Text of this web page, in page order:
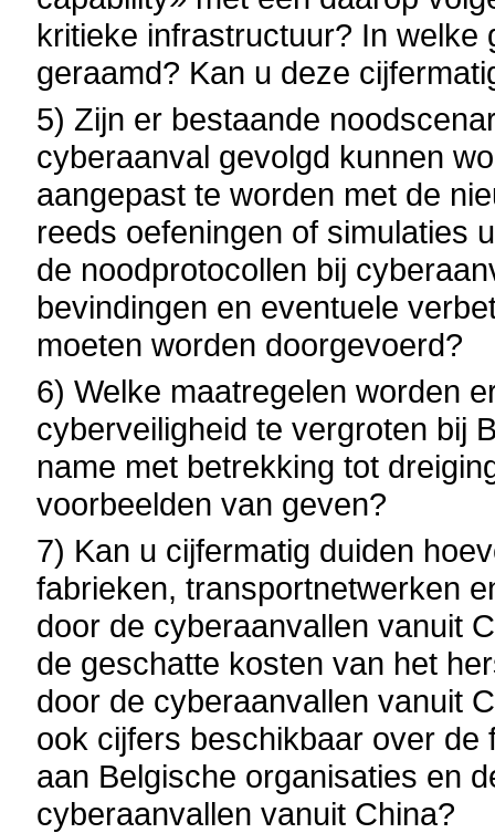
kritieke infrastructuur? In
geraamd? Kan u deze
5) Zijn er bestaande
cyberaanval gevolgd kunnen
aangepast te worden met de
reeds oefeningen of simulaties
de noodprotocollen bij
bevindingen en eventuele
moeten worden doorgevoerd?
6) Welke maatregelen worden
cyberveiligheid te vergroten bij
name met betrekking tot
voorbeelden van geven?
7) Kan u cijfermatig duiden
fabrieken, transportnetwerken
door de cyberaanvallen vanuit
de geschatte kosten van het
door de cyberaanvallen vanuit
ook cijfers beschikbaar over
aan Belgische organisaties en
cyberaanvallen vanuit China?